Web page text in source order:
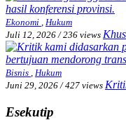
Ekonomi , Hukum
Juli 12, 2026 / 236 views
Bisnis , Hukum
Juni 29, 2026 / 427 views
Esekutip